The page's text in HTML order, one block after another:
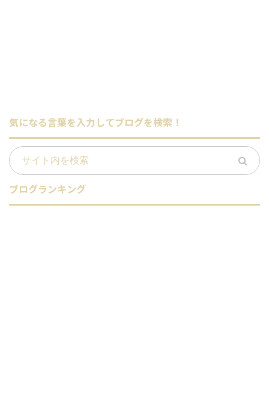
気になる言葉を入力してブログを検索！
ブログランキング